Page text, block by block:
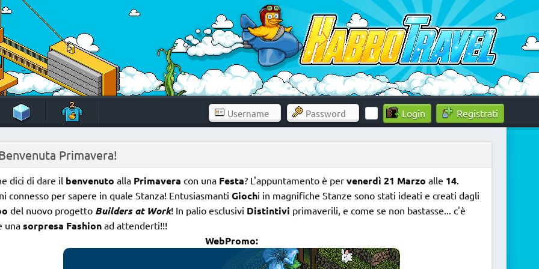
Registrati
Primavera!
dici di dare il benvenuto alla Primavera con una Festa? L'appuntamento è per venerdì 21 Marzo alle 14.
connesso per sapere in quale Stanza! Entusiasmanti Giochi in magnifiche Stanze sono stati ideati e creati dagli
del nuovo progetto Builders at Work! In palio esclusivi Distintivi primaverili, e come se non bastasse... c'è
una sorpresa Fashionad attenderti!!!
WebPromo: